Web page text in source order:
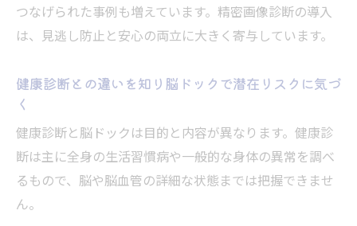
つなげられた事例も増えています。精密画像診断の導入
は、見逃し防止と安心の両立に大きく寄与しています。
健康診断との違いを知り脳ドックで潜在リスクに気づ
く
健康診断と脳ドックは目的と内容が異なります。健康診
断は主に全身の生活習慣病や一般的な身体の異常を調べ
るもので、脳や脳血管の詳細な状態までは把握できませ
ん。